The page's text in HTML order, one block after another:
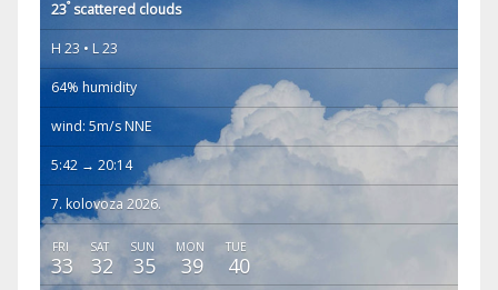
23°scattered clouds
H 23 • L 23
64% humidity
wind: 5m/s NNE
5:42 → 20:14
7. kolovoza 2026.
FRI
33
SAT
32
SUN
35
MON
39
TUE
40